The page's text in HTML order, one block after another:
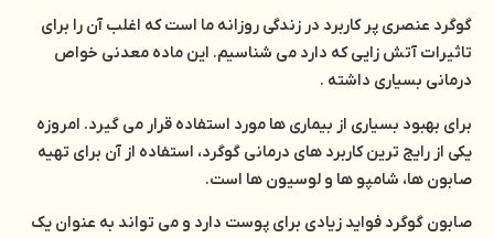
گوگرد عنصری پر کاربرد در زندگی روزانه ما است که اغلب آن را برای
تاثیرات آتش زایی که دارد می شناسیم. این ماده معدنی خواص
درمانی بسیاری داشته .
برای بهبود بسیاری از بیماری ها مورد استفاده قرار می گیرد. امروزه
یکی از رایج ترین کاربرد های درمانی گوگرد، استفاده از آن برای تهیه
صابون ها، شامپو ها و لوسیون ها است.
صابون گوگرد فواید زیادی برای پوست دارد و می تواند به عنوان یک